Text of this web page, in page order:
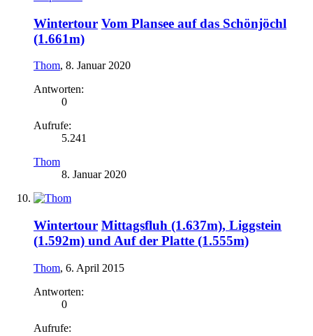
Wintertour Vom Plansee auf das Schönjöchl
(1.661m)
Thom, 8. Januar 2020
Antworten:
0
Aufrufe:
5.241
Thom
8. Januar 2020
Wintertour Mittagsfluh (1.637m), Liggstein
(1.592m) und Auf der Platte (1.555m)
Thom, 6. April 2015
Antworten:
0
Aufrufe: